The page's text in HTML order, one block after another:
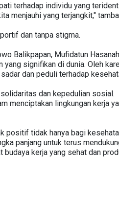
terhadap individu yang
menjauhi yang terjangkit,"
dan tanpa stigma.
Balikpapan, Mufidatun
signifikan di dunia. Oleh
dan peduli terhadap
dan kepedulian sosial.
menciptakan lingkungan kerja
positif tidak hanya bagi
panjang untuk terus
kerja yang sehat dan